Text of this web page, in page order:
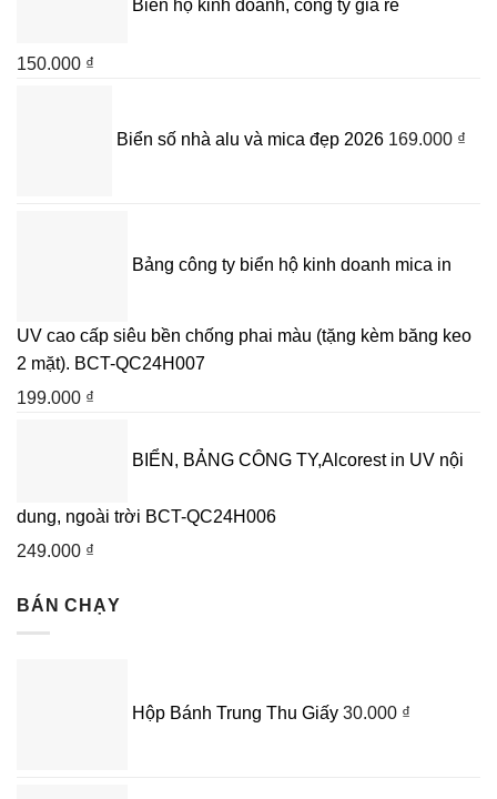
Biển hộ kinh doanh, công ty giá rẻ
150.000 ₫
Biển số nhà alu và mica đẹp 2026 169.000 ₫
Bảng công ty biển hộ kinh doanh mica in
UV cao cấp siêu bền chống phai màu (tặng kèm băng keo
2 mặt). BCT-QC24H007
199.000 ₫
BIỂN, BẢNG CÔNG TY,Alcorest in UV nội
dung, ngoài trời BCT-QC24H006
249.000 ₫
BÁN CHẠY
Hộp Bánh Trung Thu Giấy 30.000 ₫